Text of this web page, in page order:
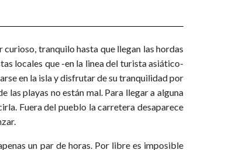
curioso, tranquilo hasta que llegan las hordas
locales que -en la linea del turista asiático-
en la isla y disfrutar de su tranquilidad por
las playas no están mal. Para llegar a alguna
Fuera del pueblo la carretera desaparece
un par de horas. Por libre es imposible